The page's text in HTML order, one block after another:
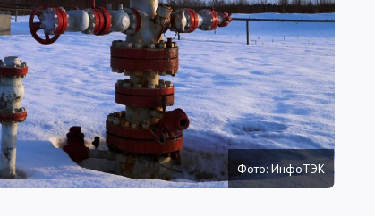
О нас
@Infotek_Russia
Фото: ИнфоТЭК